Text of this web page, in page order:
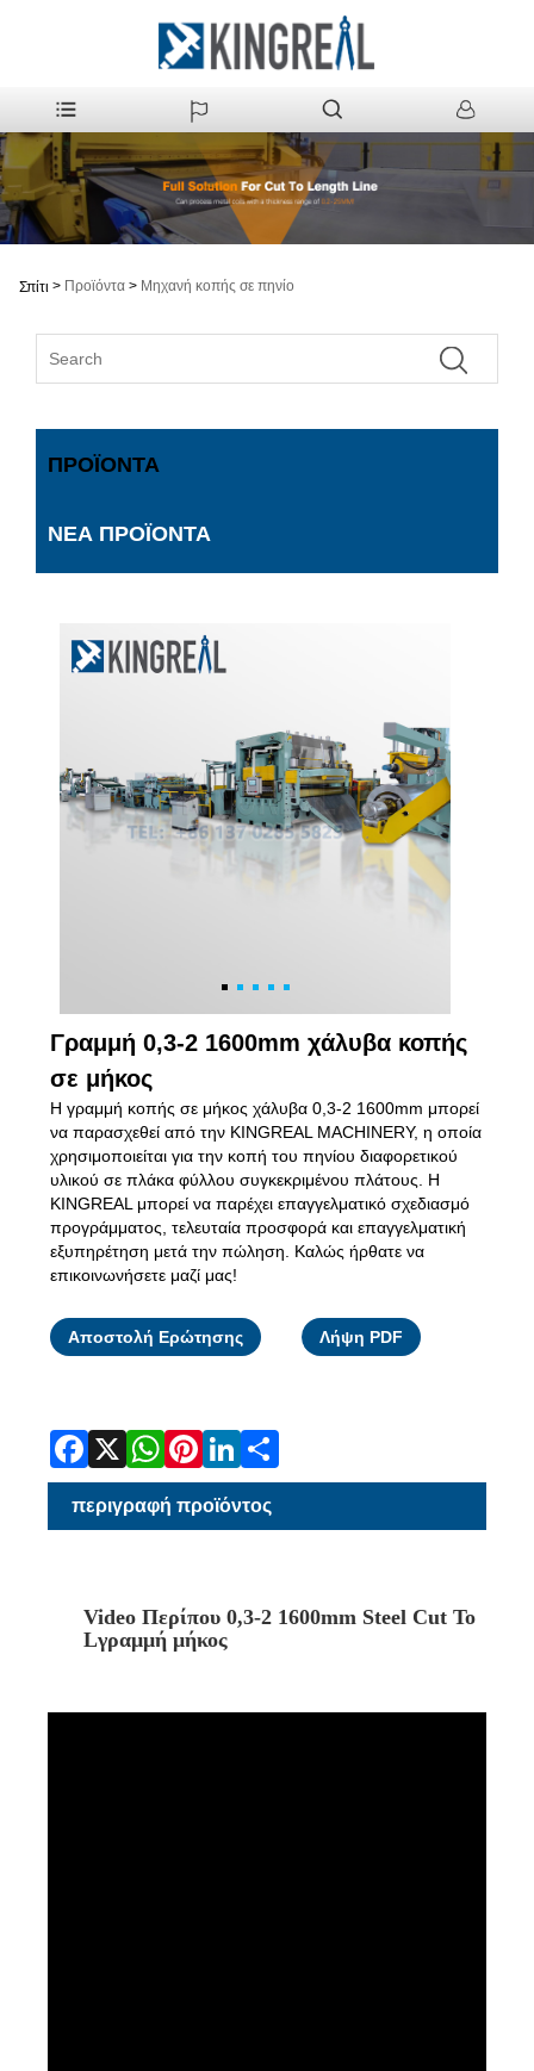
Σπίτι > Προϊόντα > Μηχανή κοπής σε πηνίο
ΠΡΟΪΌΝΤΑ
ΝΈΑ ΠΡΟΪΌΝΤΑ
Γραμμή 0,3-2 1600mm χάλυβα κοπής
σε μήκος
Η γραμμή κοπής σε μήκος χάλυβα 0,3-2 1600mm μπορεί
να παρασχεθεί από την KINGREAL MACHINERY, η οποία
χρησιμοποιείται για την κοπή του πηνίου διαφορετικού
υλικού σε πλάκα φύλλου συγκεκριμένου πλάτους. Η
KINGREAL μπορεί να παρέχει επαγγελματικό σχεδιασμό
προγράμματος, τελευταία προσφορά και επαγγελματική
εξυπηρέτηση μετά την πώληση. Καλώς ήρθατε να
επικοινωνήσετε μαζί μας!
Αποστολή Ερώτησης Λήψη PDF
περιγραφή προϊόντος
Video Περίπου 0,3-2 1600mm Steel Cut To
Lγραμμή μήκος